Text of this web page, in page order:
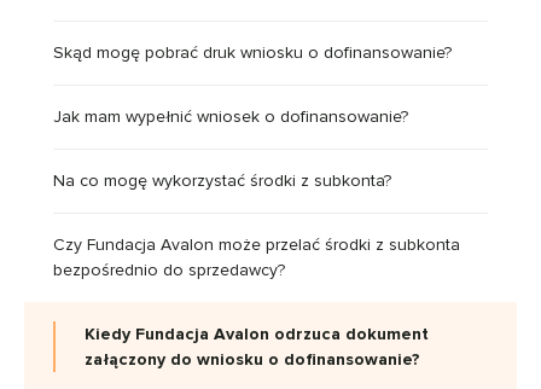
Skąd mogę pobrać druk wniosku o dofinansowanie?
Jak mam wypełnić wniosek o dofinansowanie?
Na co mogę wykorzystać środki z subkonta?
Czy Fundacja Avalon może przelać środki z subkonta
bezpośrednio do sprzedawcy?
Kiedy Fundacja Avalon odrzuca dokument
załączony do wniosku o dofinansowanie?